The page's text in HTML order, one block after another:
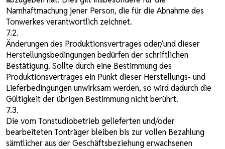
Namhaftmachung jener Person, die für die Abnahme des
Tonwerkes verantwortlich zeichnet.
7.2.
Änderungen des Produktionsvertrages oder/und dieser
Herstellungsbedingungen bedürfen der schriftlichen
Bestätigung. Sollte durch eine Bestimmung des
Produktionsvertrages ein Punkt dieser Herstellungs- und
Lieferbedingungen unwirksam werden, so wird dadurch die
Gültigkeit der übrigen Bestimmung nicht berührt.
7.3.
Die vom Tonstudiobetrieb gelieferten und/oder
bearbeiteten Tonträger bleiben bis zur vollen Bezahlung
sämtlicher aus der Geschäftsbeziehung erwachsenen